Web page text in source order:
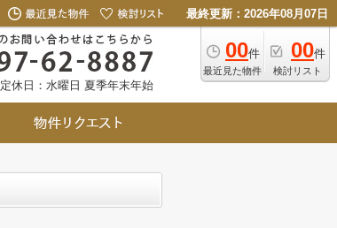
最終更新：2026年08月07日
00件
最近見た物件
00件
検討リスト
定休日：水曜日 夏季年末年始